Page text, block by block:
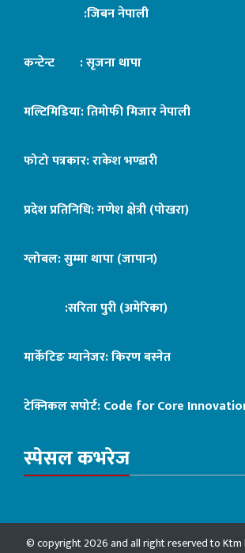
:जिबन नेपाली
कन्टेन्ट : सृजना थापा
मल्टिमिडिया: तिमोफी मिजार नेपाली
फोटो पत्रकार: राकेश भण्डारी
प्रदेश प्रतिनिधि: गणेश क्षेत्री (पोखरा)
ग्लोबल: सुम्मा थापा (जापान)
:सरिता पुरी (अमेरिका)
मार्केटिङ म्यानेजर: किरण बस्नेत
टेक्निकल सपोर्ट:Code for Core
स्पेसल कभरेज
© copyright 2026 and all right reserved to Ktm